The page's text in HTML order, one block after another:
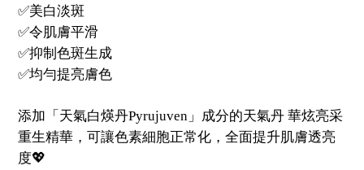
✅美白淡斑
✅令肌膚平滑
✅抑制色斑生成
✅均勻提亮膚色
添加「天氣白煐丹Pyrujuven」成分的天氣丹 華炫亮采
重生精華，可讓色素細胞正常化，全面提升肌膚透亮
度💖